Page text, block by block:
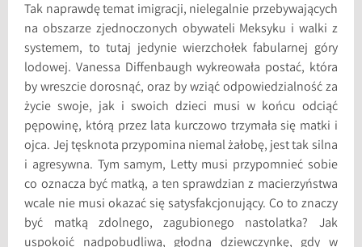
Tak naprawdę temat imigracji, nielegalnie przebywających
na obszarze zjednoczonych obywateli Meksyku i walki z
systemem, to tutaj jedynie wierzchołek fabularnej góry
lodowej. Vanessa Diffenbaugh wykreowała postać, która
by wreszcie dorosnąć, oraz by wziąć odpowiedzialność za
życie swoje, jak i swoich dzieci musi w końcu odciąć
pępowinę, którą przez lata kurczowo trzymała się matki i
ojca. Jej tęsknota przypomina niemal żałobę, jest tak silna
i agresywna. Tym samym, Letty musi przypomnieć sobie
co oznacza być matką, a ten sprawdzian z macierzyństwa
wcale nie musi okazać się satysfakcjonujący. Co to znaczy
być matką zdolnego, zagubionego nastolatka? Jak